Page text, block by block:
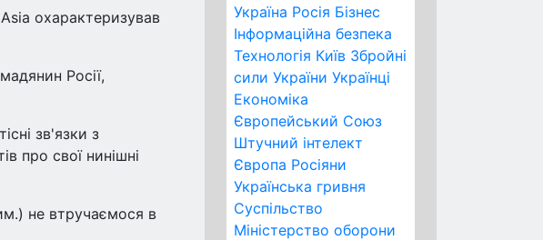
Україна Росія Бізнес
Інформаційна безпека
Технологія Київ Збройні
сили України Українці
Економіка
Європейський Союз
Штучний інтелект
Європа Росіяни
Українська гривня
Суспільство
Міністерство оборони
охарактеризував
Росії,
зв'язки з
про свої нинішні
не втручаємося в